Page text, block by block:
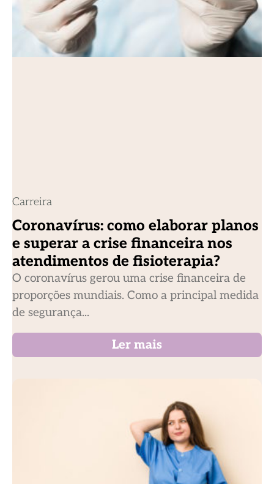
Carreira
Coronavírus: como elaborar planos
e superar a crise financeira nos
atendimentos de fisioterapia?
O coronavírus gerou uma crise financeira de
proporções mundiais. Como a principal medida
de segurança...
Ler mais